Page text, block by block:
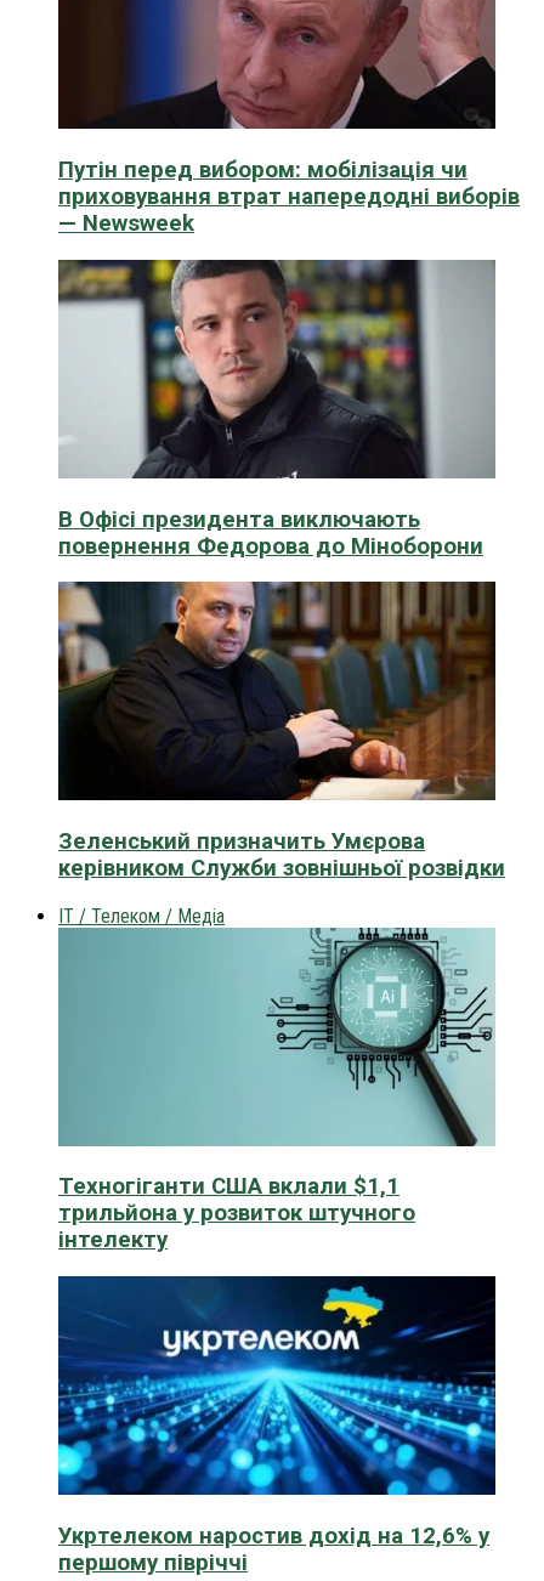
Путін перед вибором: мобілізація чи
приховування втрат напередодні виборів
— Newsweek
В Офісі президента виключають
повернення Федорова до Міноборони
Зеленський призначить Умєрова
керівником Служби зовнішньої розвідки
IT / Телеком / Медіа
Техногіганти США вклали $1,1
трильйона у розвиток штучного
інтелекту
Укртелеком наростив дохід на 12,6% у
першому півріччі